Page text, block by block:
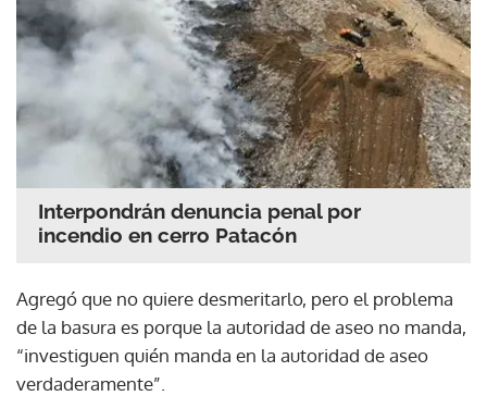
Interpondrán denuncia penal por
incendio en cerro Patacón
Agregó que no quiere desmeritarlo, pero el problema
de la basura es porque la autoridad de aseo no manda,
“investiguen quién manda en la autoridad de aseo
verdaderamente”.